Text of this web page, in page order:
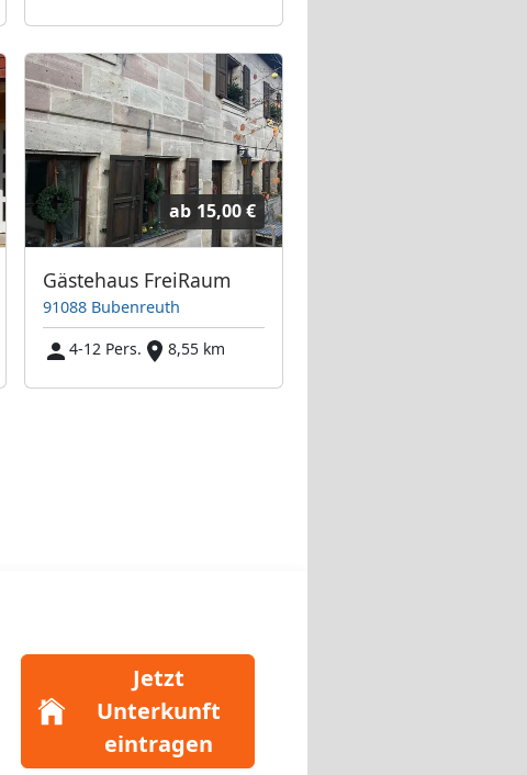
ab 15,00 €
Gästehaus FreiRaum
91088 Bubenreuth
4-12 Pers.
8,55 km
Jetzt
Unterkunft
eintragen